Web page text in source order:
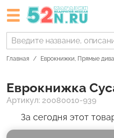
Главная Еврокнижки, Прямые
Еврокнижка
Артикул: 20080010-939
За сегодня этот